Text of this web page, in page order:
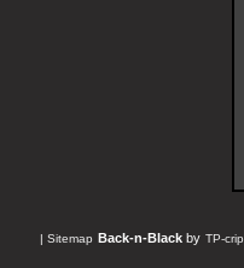
| Sitemap Back-n-Black by TP-crip